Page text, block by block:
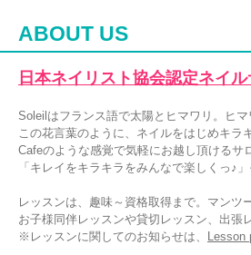
ABOUT US
日本ネイリスト協会認定ネイ
Soleilはフランス語で太陽とヒマワリ。ヒ
この花言葉のように、ネイルをはじめキラ
Cafeのような感覚で気軽にお越し頂けるサ
「キレイをキラキラをみんなで楽しくっ♪」
レッスンは、 趣味～資格取得まで。 マンツ
お子様同伴レッスンや貸切レッスン、 出張
※レッスンに関してのお知らせは、
Lesson